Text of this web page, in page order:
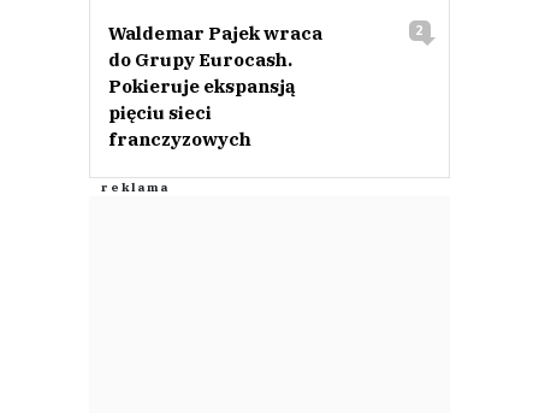
Waldemar Pajek wraca
do Grupy Eurocash.
Pokieruje ekspansją
pięciu sieci
franczyzowych
2